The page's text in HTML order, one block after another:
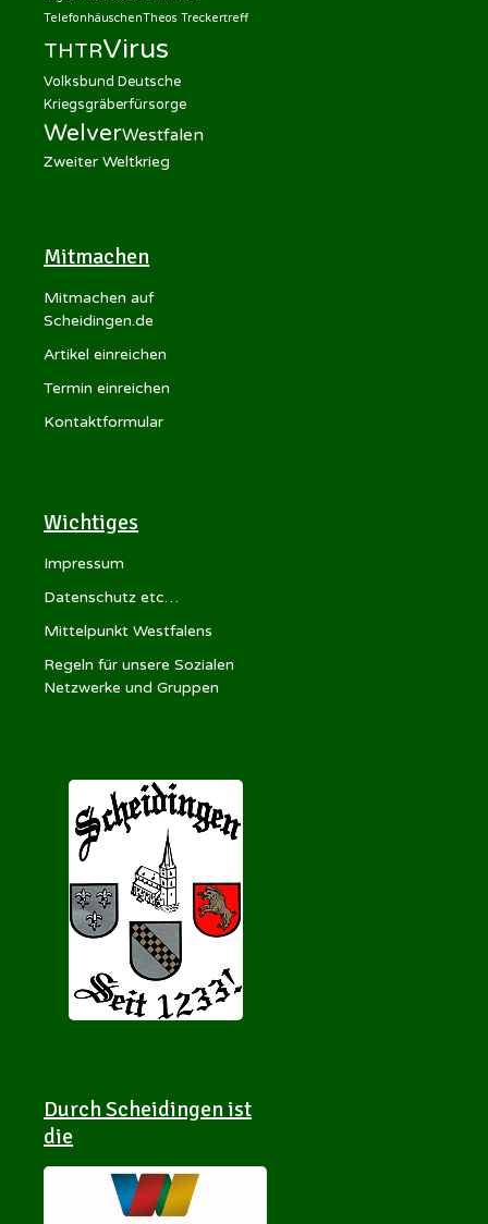
TelefonhäuschenTheos Treckertreff
THTRVirus
Volksbund Deutsche
Kriegsgräberfürsorge
WelverWestfalen
Zweiter Weltkrieg
Mitmachen
Mitmachen auf
Scheidingen.de
Artikel einreichen
Termin einreichen
Kontaktformular
Wichtiges
Impressum
Datenschutz etc…
Mittelpunkt Westfalens
Regeln für unsere Sozialen
Netzwerke und Gruppen
Durch Scheidingen ist
die